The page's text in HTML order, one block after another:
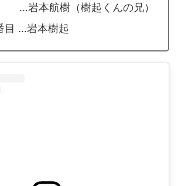
本航樹（樹起くんの兄）
目 …岩本樹起